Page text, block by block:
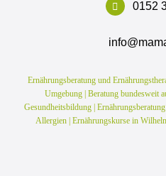
0152
Ernährungsberatung und
Umgebung | Beratung bundesweit
Gesundheitsbildung |
Allergien | Ernährungskurse in